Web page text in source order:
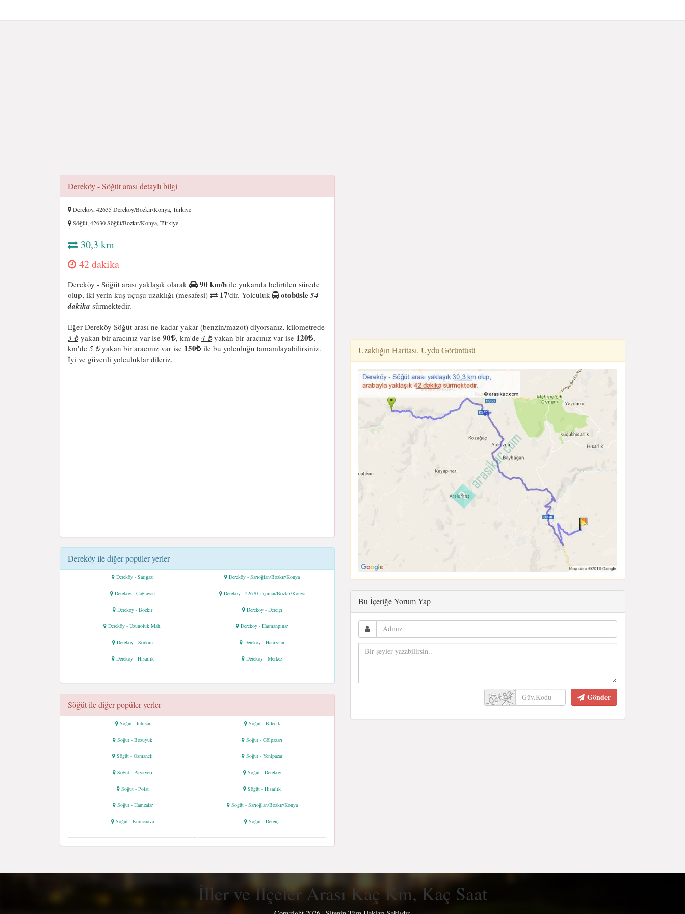
Dereköy - Söğüt arası detaylı bilgi
Dereköy, 42635 Dereköy/Bozkır/Konya, Türkiye
Söğüt, 42630 Söğüt/Bozkır/Konya, Türkiye
30,3 km
42 dakika
Dereköy - Söğüt arası yaklaşık olarak 90 km/h ile yukarıda belirtilen sürede
olup, iki yerin kuş uçuşu uzaklığı (mesafesi)
17'dir. Yolculuk otobüsle54
dakika sürmektedir.
Eğer Dereköy Söğüt arası ne kadar yakar (benzin/mazot) diyorsanız, kilometrede
3 ₺yakan bir aracınız var ise 90 , km'de 4 ₺yakan bir aracınız var ise 120 ,
km'de 5 ₺yakan bir aracınız var ise 150
ile bu yolculuğu tamamlayabilirsiniz.
İyi ve güvenli yolculuklar dileriz.
Dereköy ile diğer popüler yerler
Dereköy - Sarıgazi Dereköy - Sarıoğlan/Bozkır/Konya
Dereköy - Çağlayan Dereköy - 42670 Üçpınar/Bozkır/Konya
Dereköy - Bozkır Dereköy - Dereiçi
Dereköy - Uzunoluk Mah. Dereköy - Harmanpınar
Dereköy - Sorkun Dereköy - Hamzalar
Dereköy - Hisarlık Dereköy - Merkez
Söğüt ile diğer popüler yerler
Söğüt - İnhisar Söğüt - Bilecik
Söğüt - Bozüyük Söğüt - Gölpazarı
Söğüt - Osmaneli Söğüt - Yenipazar
Söğüt - Pazaryeri Söğüt - Dereköy
Söğüt - Polat Söğüt - Hisarlık
Söğüt - Hamzalar Söğüt - Sarıoğlan/Bozkır/Konya
Söğüt - Kurucaova Söğüt - Dereiçi
Uzaklığın Haritası, Uydu Görüntüsü
Bu İçeriğe Yorum Yap
Gönder
İller ve İlçeler Arası Kaç Km, Kaç Saat